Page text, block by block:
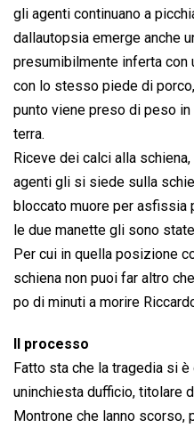
gli agenti continuano a
dallautopsia emerge anche
presumibilmente inferta con
con lo stesso piede di
punto viene preso di peso
terra.
Riceve dei calci alla
agenti gli si siede sulla
bloccato muore per asfissia
le due manette gli sono
Per cui in quella posizione
schiena non puoi far altro
po di minuti a morire
Il processo
Fatto sta che la tragedia si
uninchiesta dufficio,
Montrone che lanno